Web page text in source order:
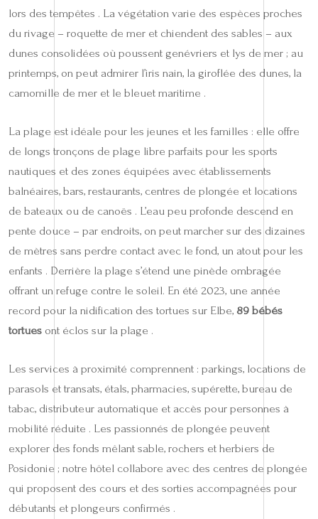
lors des tempêtes . La végétation varie des espèces proches
du rivage – roquette de mer et chiendent des sables – aux
dunes consolidées où poussent genévriers et lys de mer ; au
printemps, on peut admirer l’iris nain, la giroflée des dunes, la
camomille de mer et le bleuet maritime .
La plage est idéale pour les jeunes et les familles : elle offre
de longs tronçons de plage libre parfaits pour les sports
nautiques et des zones équipées avec établissements
balnéaires, bars, restaurants, centres de plongée et locations
de bateaux ou de canoës . L’eau peu profonde descend en
pente douce – par endroits, on peut marcher sur des dizaines
de mètres sans perdre contact avec le fond, un atout pour les
enfants . Derrière la plage s’étend une pinède ombragée
offrant un refuge contre le soleil. En été 2023, une année
record pour la nidification des tortues sur Elbe, 89 bébés
tortues ont éclos sur la plage .
Les services à proximité comprennent : parkings, locations de
parasols et transats, étals, pharmacies, supérette, bureau de
tabac, distributeur automatique et accès pour personnes à
mobilité réduite . Les passionnés de plongée peuvent
explorer des fonds mêlant sable, rochers et herbiers de
Posidonie ; notre hôtel collabore avec des centres de plongée
qui proposent des cours et des sorties accompagnées pour
débutants et plongeurs confirmés .